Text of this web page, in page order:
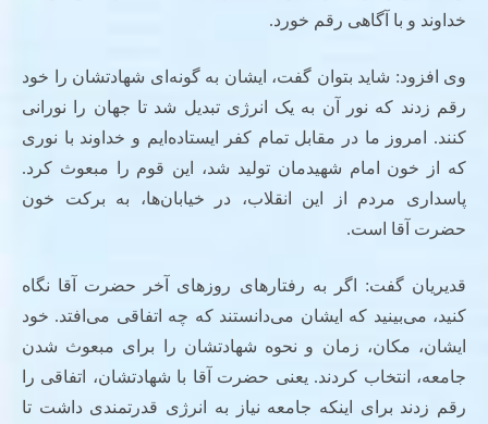
خداوند و با آگاهی رقم خورد.
وی افزود: شاید بتوان گفت، ایشان به گونه‌ای شهادتشان را خود
رقم زدند که نور آن به یک انرژی تبدیل شد تا جهان را نورانی
کنند. امروز ما در مقابل تمام کفر ایستاده‌ایم و خداوند با نوری
که از خون امام شهیدمان تولید شد، این قوم را مبعوث کرد.
پاسداری مردم از این انقلاب، در خیابان‌ها، به برکت خون
حضرت آقا است.
قدیریان گفت: اگر به رفتارهای روزهای آخر حضرت آقا نگاه
کنید، می‌بینید که ایشان می‌دانستند که چه اتفاقی می‌افتد. خود
ایشان، مکان، زمان و نحوه شهادتشان را برای مبعوث شدن
جامعه، انتخاب کردند. یعنی حضرت آقا با شهادتشان، اتفاقی را
رقم زدند برای اینکه جامعه نیاز به انرژی قدرتمندی داشت تا